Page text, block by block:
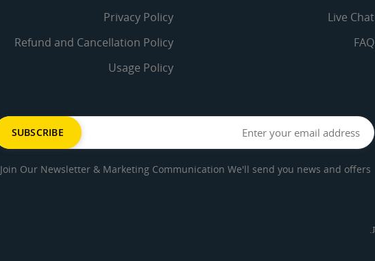
Live Chat
FAQ
Privacy Policy
Refund and Cancellation Policy
Usage Policy
Join Our Newsletter & Marketing Communication We'll send you news and offers.